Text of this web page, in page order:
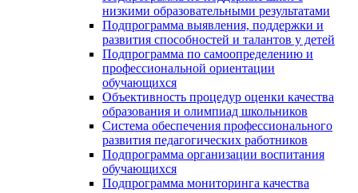
низкими образовательными результатами
Подпрограмма выявления, поддержки и
развития способностей и талантов у детей
Подпрограмма по самоопределению и
профессиональной ориентации
обучающихся
Объективность процедур оценки качества
образования и олимпиад школьников
Система обеспечения профессионального
развития педагогических работников
Подпрограмма организации воспитания
обучающихся
Подпрограмма мониторинга качества